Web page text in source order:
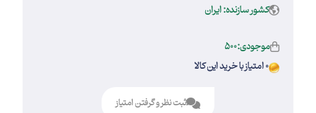
کشور سازنده: ایران
موجودی:500
0 امتیاز با خرید این کالا
ثبت نظر و گرفتن امتیاز